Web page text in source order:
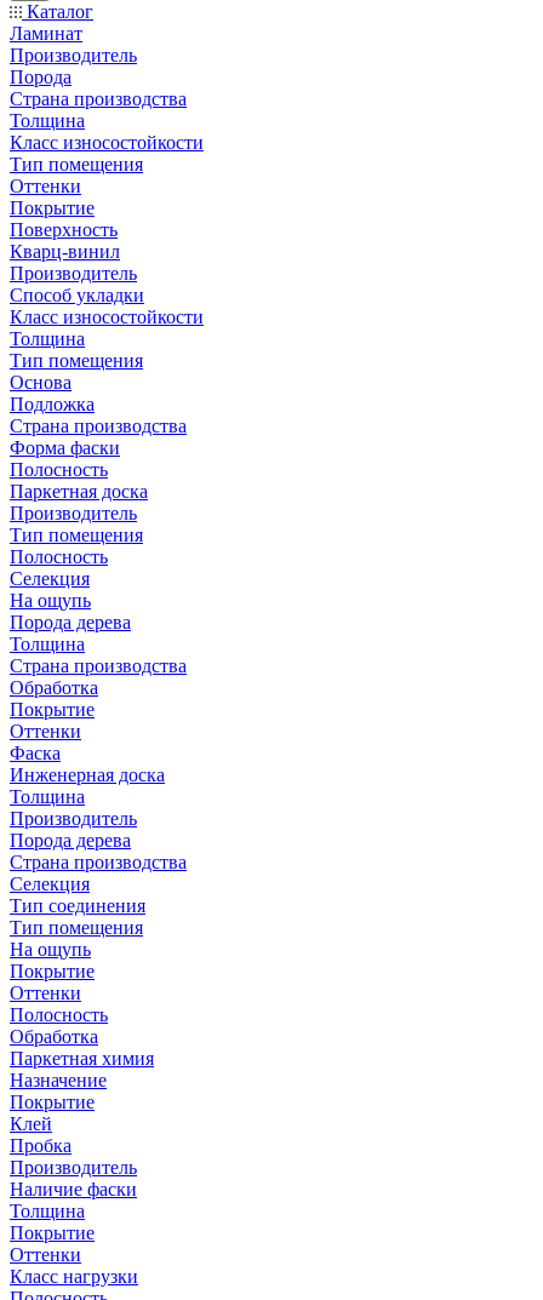
Каталог
Ламинат
Производитель
Порода
Страна производства
Толщина
Класс износостойкости
Тип помещения
Оттенки
Покрытие
Поверхность
Кварц-винил
Производитель
Способ укладки
Класс износостойкости
Толщина
Тип помещения
Основа
Подложка
Страна производства
Форма фаски
Полосность
Паркетная доска
Производитель
Тип помещения
Полосность
Селекция
На ощупь
Порода дерева
Толщина
Страна производства
Обработка
Покрытие
Оттенки
Фаска
Инженерная доска
Толщина
Производитель
Порода дерева
Страна производства
Селекция
Тип соединения
Тип помещения
На ощупь
Покрытие
Оттенки
Полосность
Обработка
Паркетная химия
Назначение
Покрытие
Клей
Пробка
Производитель
Наличие фаски
Толщина
Покрытие
Оттенки
Класс нагрузки